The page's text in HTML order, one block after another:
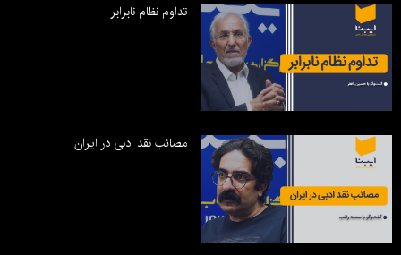
تداوم نظام نابرابر
مصائب نقد ادبی در ایران